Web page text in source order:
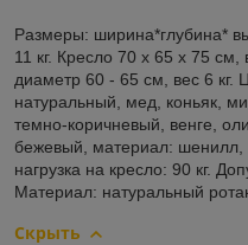
Размеры: ширина*глубина*
11 кг. Кресло 70 x 65 x 75 см,
диаметр 60 - 65 см, вес 6 кг.
натуральный, мед, коньяк,
темно-коричневый, венге,
бежевый, материал: шенилл,
нагрузка на кресло: 90 кг.
Материал: натуральный
Скрыть